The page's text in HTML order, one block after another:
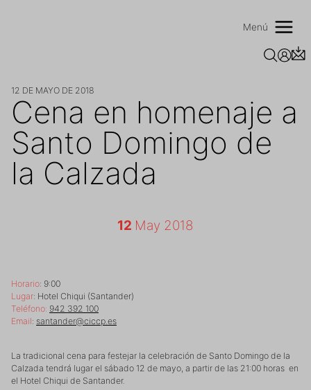
Menú
12 DE MAYO DE 2018
Cena en homenaje a
Santo Domingo de
la Calzada
12 May 2018
Horario: 9:00
Lugar: Hotel Chiqui (Santander)
Teléfono: 942 392 100
Email: santander@ciccp.es
La tradicional cena para festejar la celebración de Santo Domingo de la
Calzada tendrá lugar el sábado 12 de mayo, a partir de las 21:00 horas en
el Hotel Chiqui de Santander.